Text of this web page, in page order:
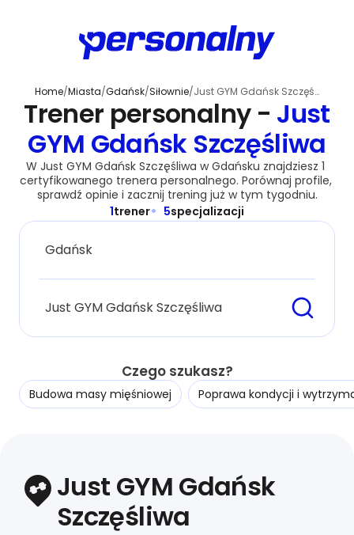
Home/Miasta/Gdańsk/Siłownie/ Just GYM Gdańsk Szczęśliwa
Trener personalny - Just
GYM Gdańsk Szczęśliwa
W Just GYM Gdańsk Szczęśliwa w Gdańsku znajdziesz 1
certyfikowanego trenera personalnego. Porównaj profile,
sprawdź opinie i zacznij trening już w tym tygodniu.
1trener 5specjalizacji
Czego szukasz?
Budowa masy mięśniowej Poprawa kondycji i
Just GYM Gdańsk
Szczęśliwa